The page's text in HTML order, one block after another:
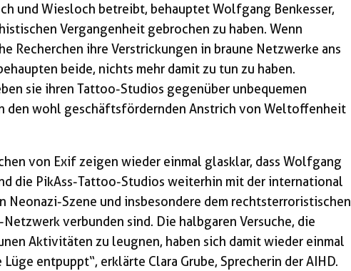
und Wiesloch betreibt, behauptet Wolfgang Benkesser,
Vergangenheit gebrochen zu haben. Wenn
Recherchen ihre Verstrickungen in braune Netzwerke ans
beide, nichts mehr damit zu tun zu haben.
sie ihren Tattoo-Studios gegenüber unbequemen
den wohl geschäftsfördernden Anstrich von Weltoffenheit
von Exif zeigen wieder einmal glasklar, dass Wolfgang
die PikAss-Tattoo-Studios weiterhin mit der international
Neonazi-Szene und insbesondere dem rechtsterroristischen
Netzwerk verbunden sind. Die halbgaren Versuche, die
Aktivitäten zu leugnen, haben sich damit wieder einmal
entpuppt“, erklärte Clara Grube, Sprecherin der AIHD.